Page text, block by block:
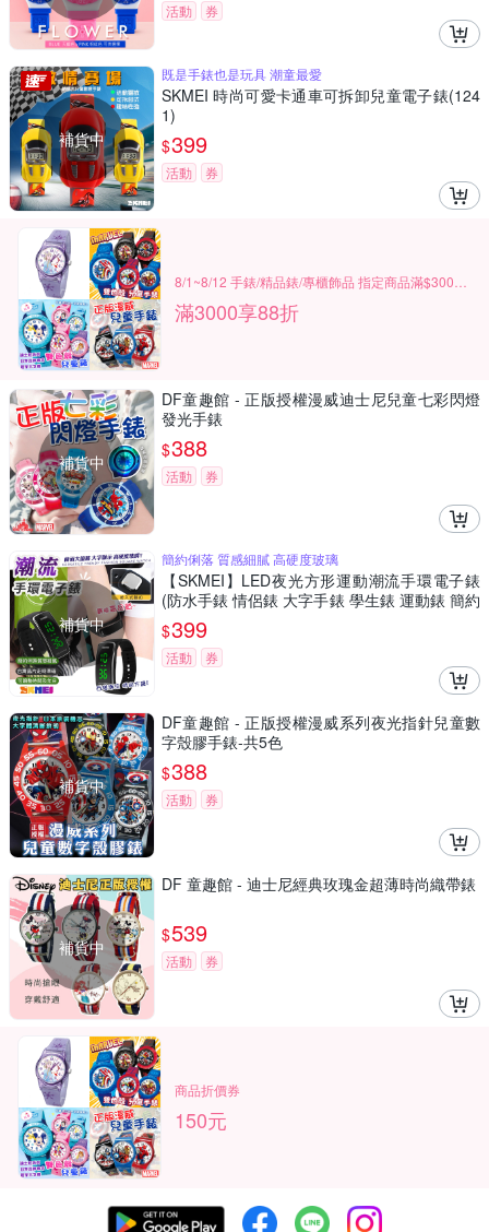
活動 券
補貨中
既是手錶也是玩具 潮童最愛
SKMEI 時尚可愛卡通車可拆卸兒童電子錶(124
1)
$399
活動 券
滿3000享88折
補貨中
DF童趣館 - 正版授權漫威迪士尼兒童七彩閃燈
發光手錶
$388
活動 券
補貨中
簡約俐落 質感細膩 高硬度玻璃
【SKMEI】LED夜光方形運動潮流手環電子錶
(防水手錶 情侶錶 大字手錶 學生錶 運動錶 簡約
手錶/1119BBK)
$399
活動 券
補貨中
DF童趣館 - 正版授權漫威系列夜光指針兒童數
字殼膠手錶-共5色
$388
活動 券
補貨中
DF 童趣館 - 迪士尼經典玫瑰金超薄時尚織帶錶
$539
活動 券
商品折價券
150元